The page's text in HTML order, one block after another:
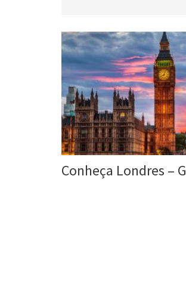
Conheça Londres –